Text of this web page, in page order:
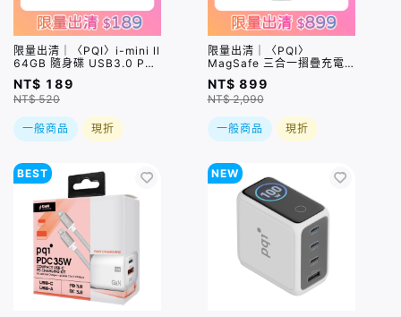
限量出清｜〈PQI〉i-mini ll
64GB 隨身碟 USB3.0 Pen
Drive 銀色
NT$ 189
NT$ 520
一般商品 現折
限量出清｜〈PQI〉
MagSafe 三合一摺疊充電
座 (WCC2301) (iPhone、
Apple Watch、AirPods適
用) 盒損品
NT$ 899
NT$ 2,090
一般商品 現折
BEST NEW